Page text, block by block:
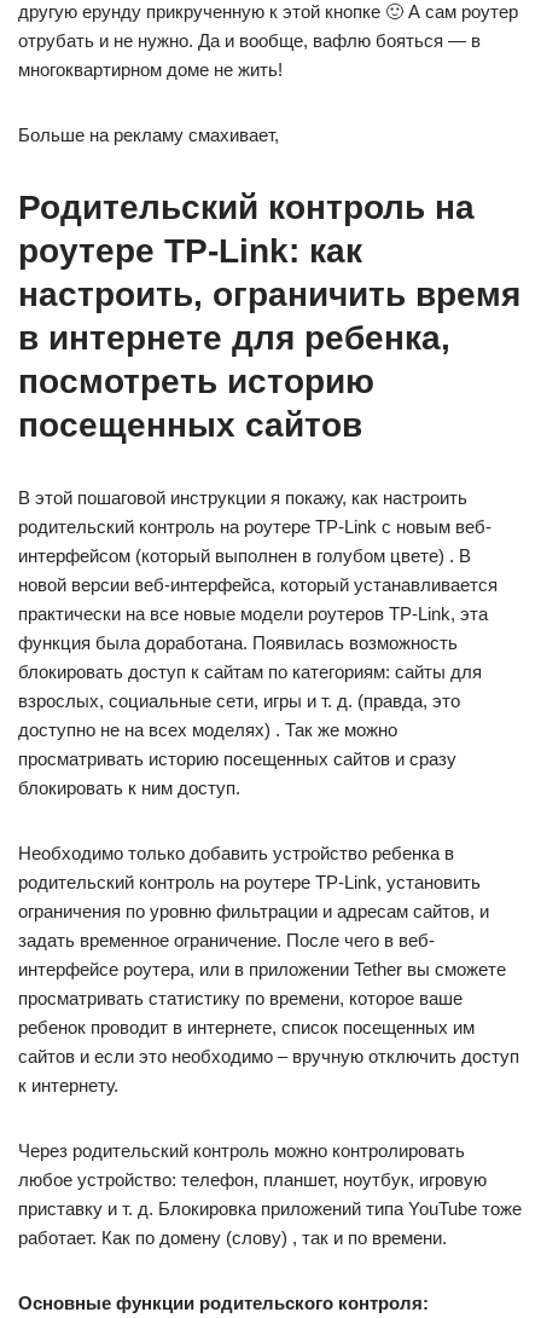
другую ерунду прикрученную к этой кнопке 🙂 А сам роутер
отрубать и не нужно. Да и вообще, вафлю бояться — в
многоквартирном доме не жить!
Больше на рекламу смахивает,
Родительский контроль на
роутере TP-Link: как
настроить, ограничить время
в интернете для ребенка,
посмотреть историю
посещенных сайтов
В этой пошаговой инструкции я покажу, как настроить
родительский контроль на роутере TP-Link с новым веб-
интерфейсом (который выполнен в голубом цвете) . В
новой версии веб-интерфейса, который устанавливается
практически на все новые модели роутеров TP-Link, эта
функция была доработана. Появилась возможность
блокировать доступ к сайтам по категориям: сайты для
взрослых, социальные сети, игры и т. д. (правда, это
доступно не на всех моделях) . Так же можно
просматривать историю посещенных сайтов и сразу
блокировать к ним доступ.
Необходимо только добавить устройство ребенка в
родительский контроль на роутере TP-Link, установить
ограничения по уровню фильтрации и адресам сайтов, и
задать временное ограничение. После чего в веб-
интерфейсе роутера, или в приложении Tether вы сможете
просматривать статистику по времени, которое ваше
ребенок проводит в интернете, список посещенных им
сайтов и если это необходимо – вручную отключить доступ
к интернету.
Через родительский контроль можно контролировать
любое устройство: телефон, планшет, ноутбук, игровую
приставку и т. д. Блокировка приложений типа YouTube тоже
работает. Как по домену (слову) , так и по времени.
Основные функции родительского контроля: